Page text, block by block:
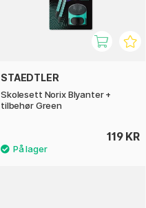
STAEDTLER
Skolesett Norix Blyanter +
tilbehør Green
119 KR